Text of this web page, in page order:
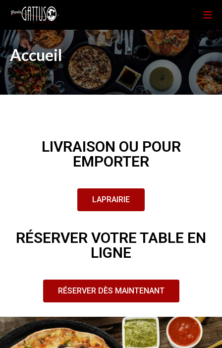
Accueil
LIVRAISON OU POUR
EMPORTER
LAPRAIRIE
RÉSERVER VOTRE TABLE EN
LIGNE
RÉSERVER DÈS MAINTENANT